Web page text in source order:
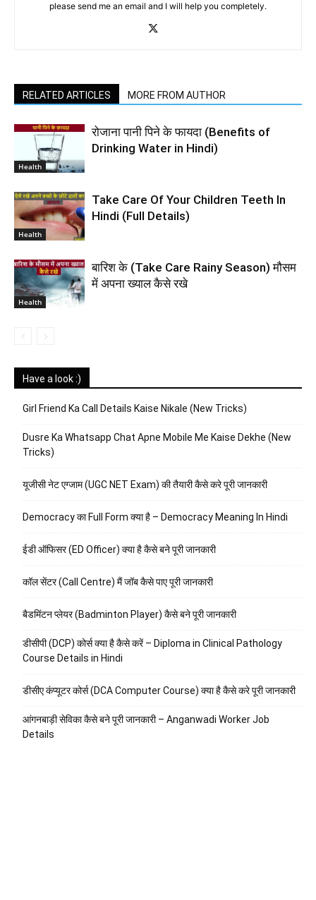
please send me an email and I will help you completely.
RELATED ARTICLES MORE FROM AUTHOR
Health
रोजाना पानी पिने के फायदा (Benefits of
Drinking Water in Hindi)
Health
Take Care Of Your Children Teeth In
Hindi (Full Details)
Health
बारिश के (Take Care Rainy Season) मौसम
में अपना ख्याल कैसे रखे
Have a look :)
Girl Friend Ka Call Details Kaise Nikale (New Tricks)
Dusre Ka Whatsapp Chat Apne Mobile Me Kaise Dekhe (New
Tricks)
यूजीसी नेट एग्जाम (UGC NET Exam) की तैयारी कैसे करे पूरी जानकारी
Democracy का Full Form क्या है – Democracy Meaning In Hindi
ईडी ऑफिसर (ED Officer) क्या है कैसे बने पूरी जानकारी
कॉल सेंटर (Call Centre) मैं जॉब कैसे पाए पूरी जानकारी
बैडमिंटन प्लेयर (Badminton Player) कैसे बने पूरी जानकारी
डीसीपी (DCP) कोर्स क्या है कैसे करें – Diploma in Clinical Pathology
Course Details in Hindi
डीसीए कंप्यूटर कोर्स (DCA Computer Course) क्या है कैसे करे पूरी जानकारी
आंगनबाड़ी सेविका कैसे बने पूरी जानकारी – Anganwadi Worker Job
Details